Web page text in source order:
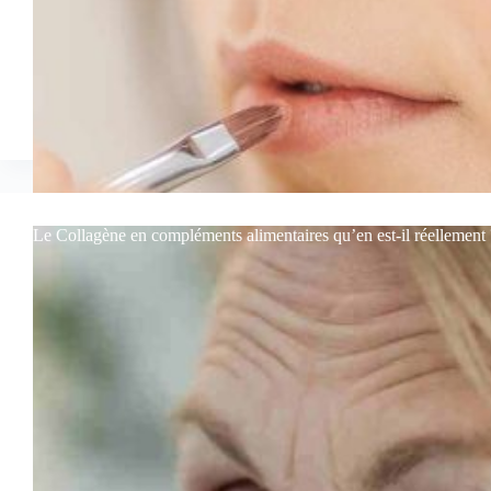
Le Collagène en compléments alimentaires qu’en est-il réellement